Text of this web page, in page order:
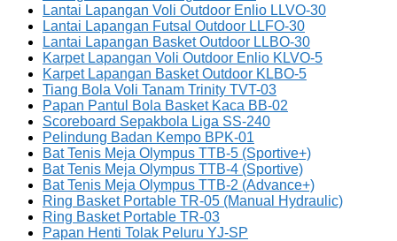
Lantai Lapangan Voli Outdoor Enlio LLVO-30
Lantai Lapangan Futsal Outdoor LLFO-30
Lantai Lapangan Basket Outdoor LLBO-30
Karpet Lapangan Voli Outdoor Enlio KLVO-5
Karpet Lapangan Basket Outdoor KLBO-5
Tiang Bola Voli Tanam Trinity TVT-03
Papan Pantul Bola Basket Kaca BB-02
Scoreboard Sepakbola Liga SS-240
Pelindung Badan Kempo BPK-01
Bat Tenis Meja Olympus TTB-5 (Sportive+)
Bat Tenis Meja Olympus TTB-4 (Sportive)
Bat Tenis Meja Olympus TTB-2 (Advance+)
Ring Basket Portable TR-05 (Manual Hydraulic)
Ring Basket Portable TR-03
Papan Henti Tolak Peluru YJ-SP